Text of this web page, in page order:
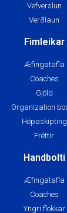
Vefverslun
Verðlaun
Fimleikar
Æfingatafla
Coaches
Gjöld
Organization
Hópaskipting
Fréttir
Handbolti
Æfingatafla
Coaches
Yngri flokkar